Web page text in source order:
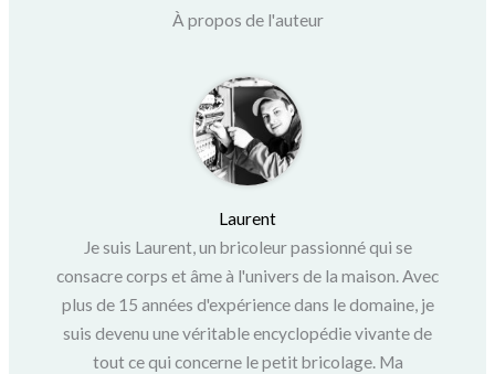
À propos de l'auteur
Laurent
Je suis Laurent, un bricoleur passionné qui se
consacre corps et âme à l'univers de la maison. Avec
plus de 15 années d'expérience dans le domaine, je
suis devenu une véritable encyclopédie vivante de
tout ce qui concerne le petit bricolage. Ma